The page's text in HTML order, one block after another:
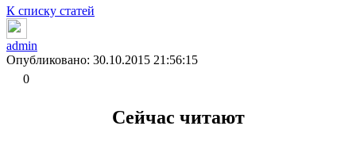
К списку статей
admin
Опубликовано: 30.10.2015 21:56:15
0
Сейчас читают